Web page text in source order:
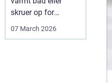
skruer op for
varmen, tænker du
07 March 2026